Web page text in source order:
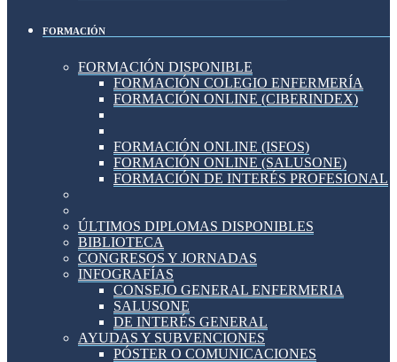
FORMACIÓN
FORMACIÓN DISPONIBLE
FORMACIÓN COLEGIO ENFERMERÍA
FORMACIÓN ONLINE (CIBERINDEX)
FORMACIÓN ONLINE (ISFOS)
FORMACIÓN ONLINE (SALUSONE)
FORMACIÓN DE INTERÉS PROFESIONAL
ÚLTIMOS DIPLOMAS DISPONIBLES
BIBLIOTECA
CONGRESOS Y JORNADAS
INFOGRAFÍAS
CONSEJO GENERAL ENFERMERIA
SALUSONE
DE INTERÉS GENERAL
AYUDAS Y SUBVENCIONES
PÓSTER O COMUNICACIONES